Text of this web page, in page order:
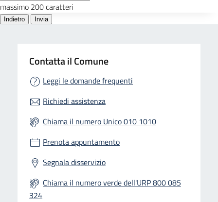
Contatta il Comune
Leggi le domande frequenti
Richiedi assistenza
Chiama il numero Unico 010 1010
Prenota appuntamento
Segnala disservizio
Chiama il numero verde dell'URP 800 085
324